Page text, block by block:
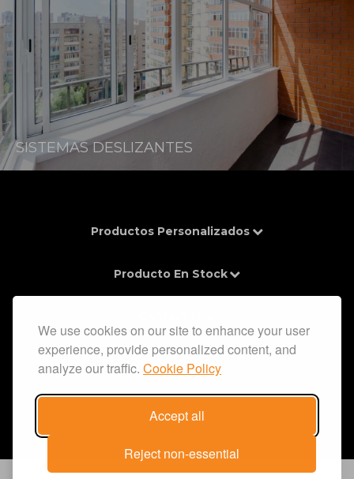
We use cookies on our site to enhance your user
experience, provide personalized content, and
analyze our traffic. Cookie Policy
Accept all
Reject non-essential
SISTEMAS DESLIZANTES
Productos Personalizados
Producto En Stock
Información